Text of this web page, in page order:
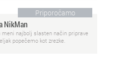
Priporočamo
NikMan
meni najbolj slasten način priprave
popečemo kot zrezke.